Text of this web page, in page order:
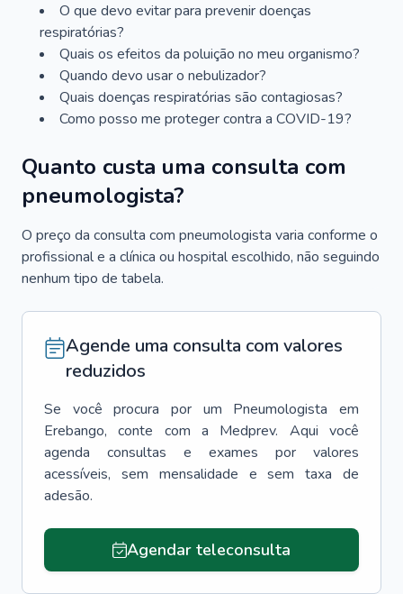
O que devo evitar para prevenir doenças
respiratórias?
Quais os efeitos da poluição no meu organismo?
Quando devo usar o nebulizador?
Quais doenças respiratórias são contagiosas?
Como posso me proteger contra a COVID-19?
Quanto custa uma consulta com
pneumologista?
O preço da consulta com pneumologista varia conforme o
profissional e a clínica ou hospital escolhido, não seguindo
nenhum tipo de tabela.
Agende uma consulta com valores
reduzidos
Se você procura por um Pneumologista
em
Erebango, conte com a Medprev. Aqui você
agenda consultas e exames por valores
acessíveis, sem mensalidade e sem taxa de
adesão.
Agendar teleconsulta